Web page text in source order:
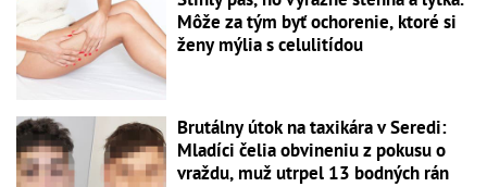
Môže za tým byť ochorenie, ktoré si
ženy mýlia s celulitídou
Brutálny útok na taxikára v Seredi:
Mladíci čelia obvineniu z pokusu o
vraždu, muž utrpel 13 bodných rán